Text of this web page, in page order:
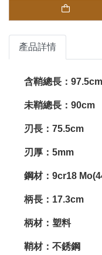
產品詳情
含鞘總長：97.5cm
未鞘總長：90cm
刃長：75.5cm
刃厚：5mm
鋼材：9cr18
柄長：17.3cm
柄材：塑料
鞘材：不銹鋼